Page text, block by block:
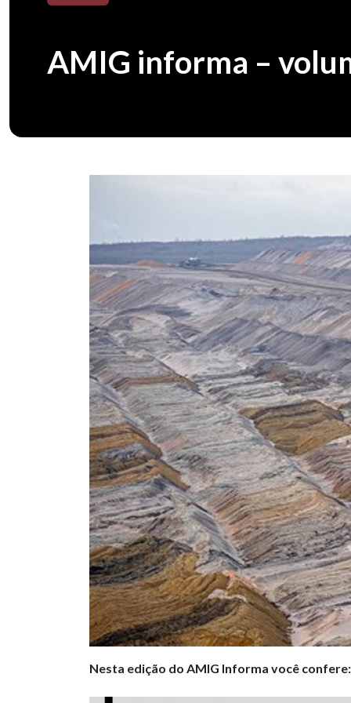
AMIG informa –
Nesta edição do AMIG Informa você confere: